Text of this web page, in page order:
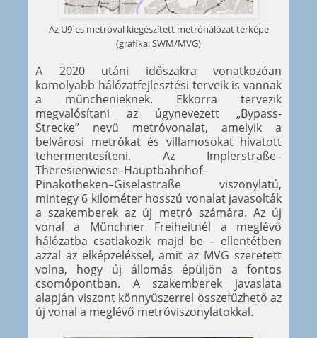
Az U9-es metróval kiegészített metróhálózat térképe
(grafika: SWM/MVG)
A 2020 utáni időszakra vonatkozóan
komolyabb hálózatfejlesztési terveik is vannak
a münchenieknek. Ekkorra tervezik
megvalósítani az úgynevezett „Bypass-
Strecke” nevű metróvonalat, amelyik a
belvárosi metrókat és villamosokat hivatott
tehermentesíteni. Az Implerstraße–
Theresienwiese–Hauptbahnhof–
Pinakotheken–Giselastraße viszonylatú,
mintegy 6 kilométer hosszú vonalat javasolták
a szakemberek az új metró számára. Az új
vonal a Münchner Freiheitnél a meglévő
hálózatba csatlakozik majd be – ellentétben
azzal az elképzeléssel, amit az MVG szeretett
volna, hogy új állomás épüljön a fontos
csomópontban. A szakemberek javaslata
alapján viszont könnyűszerrel összefűzhető az
új vonal a meglévő metróviszonylatokkal.